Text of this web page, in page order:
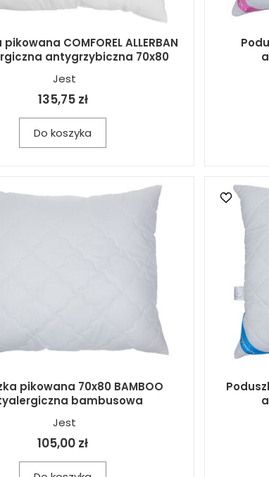
COMFOREL ALLERBAN
antygrzybiczna 70x80
Jest
135,75 zł
Do koszyka
pikowana 70x80 BAMBOO
bambusowa
Jest
105,00 zł